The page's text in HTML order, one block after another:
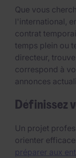
Que vous
l'international,
contrat
temps plein ou
directeur,
correspond à
annonces
Définissez
Un projet
orienter
préparer aux